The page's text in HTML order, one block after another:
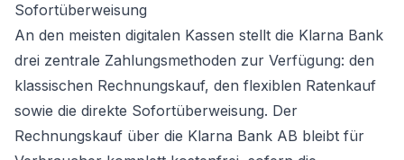
Sofortüberweisung
An den meisten digitalen Kassen stellt die Klarna Bank
drei zentrale Zahlungsmethoden zur Verfügung: den
klassischen Rechnungskauf, den flexiblen Ratenkauf
sowie die direkte Sofortüberweisung. Der
Rechnungskauf über die Klarna Bank AB bleibt für